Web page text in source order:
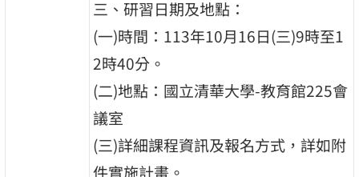
三、研習日期及地點：
(一)時間：113年10月16日(三)9時至1
2時40分。
(二)地點：國立清華大學-教育館225會
議室
(三)詳細課程資訊及報名方式，詳如附
件實施計畫。